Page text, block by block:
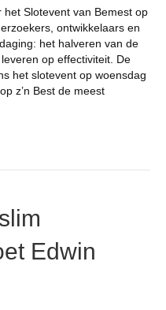
Slotevent van Bemest op
ontwikkelaars en
het halveren van de
op effectiviteit. De
het slotevent op woensdag
z’n Best de meest
Edwin